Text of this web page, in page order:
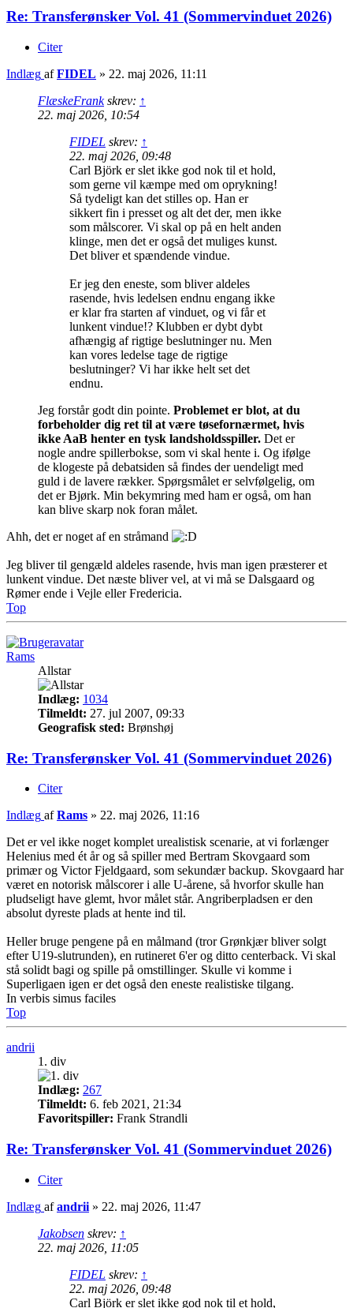
Re: Transferønsker Vol. 41 (Sommervinduet 2026)
Citer
Indlæg afFIDEL » 22. maj 2026, 11:11
FlæskeFrankskrev: ↑
22. maj 2026, 10:54
FIDEL skrev: ↑
22. maj 2026, 09:48
Carl Björk er slet ikke god nok til et hold,
som gerne vil kæmpe med om oprykning!
Så tydeligt kan det stilles op. Han er
sikkert fin i presset og alt det der, men ikke
som målscorer. Vi skal op på en helt anden
klinge, men det er også det muliges kunst.
Det bliver et spændende vindue.
Er jeg den eneste, som bliver aldeles
rasende, hvis ledelsen endnu engang ikke
er klar fra starten af vinduet, og vi får et
lunkent vindue!? Klubben er dybt dybt
afhængig af rigtige beslutninger nu. Men
kan vores ledelse tage de rigtige
beslutninger? Vi har ikke helt set det
endnu.
Jeg forstår godt din pointe. Problemet er blot, at du
forbeholder dig ret til at være tøsefornærmet, hvis
ikke AaB henter en tysk landsholdsspiller. Det er
nogle andre spillerbokse, som vi skal hente i. Og ifølge
de klogeste på debatsiden så findes der uendeligt med
guld i de lavere rækker. Spørgsmålet er selvfølgelig, om
det er Bjørk. Min bekymring med ham er også, om han
kan blive skarp nok foran målet.
Ahh, det er noget af en stråmand
Jeg bliver til gengæld aldeles rasende, hvis man igen præsterer et
lunkent vindue. Det næste bliver vel, at vi må se Dalsgaard og
Rømer ende i Vejle eller Fredericia.
Top
Rams
Allstar
Indlæg: 1034
Tilmeldt: 27. jul 2007, 09:33
Geografisk sted: Brønshøj
Re: Transferønsker Vol. 41 (Sommervinduet 2026)
Citer
Indlæg afRams » 22. maj 2026, 11:16
Det er vel ikke noget komplet urealistisk scenarie, at vi forlænger
Helenius med ét år og så spiller med Bertram Skovgaard som
primær og Victor Fjeldgaard, som sekundær backup. Skovgaard har
været en notorisk målscorer i alle U-årene, så hvorfor skulle han
pludseligt have glemt, hvor målet står. Angriberpladsen er den
absolut dyreste plads at hente ind til.
Heller bruge pengene på en målmand (tror Grønkjær bliver solgt
efter U19-slutrunden), en rutineret 6'er og ditto centerback. Vi skal
stå solidt bagi og spille på omstillinger. Skulle vi komme i
Superligaen igen er det også den eneste realistiske tilgang.
In verbis simus faciles
Top
andrii
1. div
Indlæg: 267
Tilmeldt: 6. feb 2021, 21:34
Favoritspiller: Frank Strandli
Re: Transferønsker Vol. 41 (Sommervinduet 2026)
Citer
Indlæg afandrii » 22. maj 2026, 11:47
Jakobsen skrev: ↑
22. maj 2026, 11:05
FIDEL skrev: ↑
22. maj 2026, 09:48
Carl Björk er slet ikke god nok til et hold,